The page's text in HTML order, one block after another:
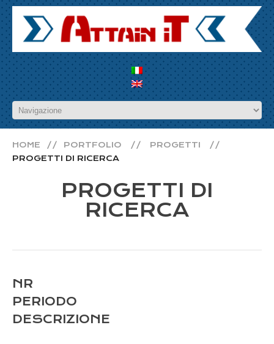
HOME PORTFOLIO
PROGETTI
PROGETTI DI RICERCA
PROGETTI DI
RICERCA
NR
PERIODO
DESCRIZIONE